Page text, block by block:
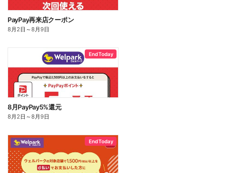
PayPay再来店クーポン
8月2日 ～8月9日
End Today
8月PayPay5%還元
8月2日 ～8月9日
End Today